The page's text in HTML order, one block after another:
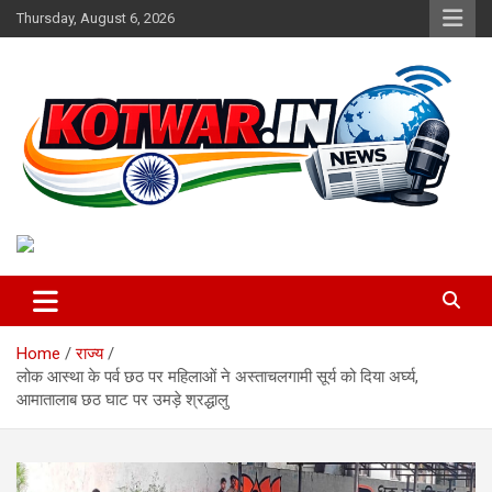
Skip
to
Thursday, August 6, 2026
kotwar.in
Home
राज्य
लोक आस्‍था के पर्व छठ पर महिलाओं ने अस्‍ताचलगामी सूर्य को दिया अर्घ्‍य,
आमातालाब छठ घाट पर उमड़े श्रद्धालु